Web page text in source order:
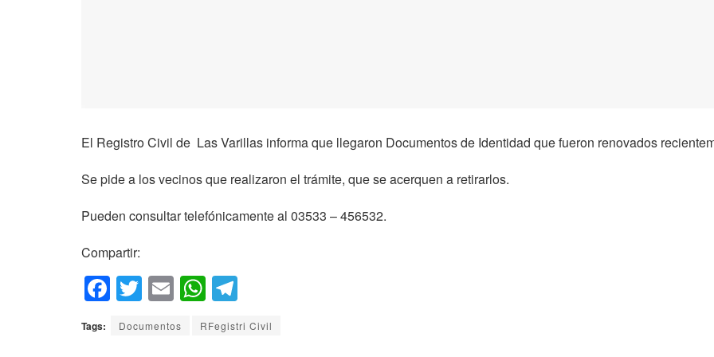
El Registro Civil de Las Varillas informa que llegaron Documentos de Identidad que fueron renovados
Se pide a los vecinos que realizaron el trámite, que se acerquen a retirarlos.
Pueden consultar telefónicamente al 03533 – 456532.
Compartir:
F
a
c
T
wi
tt
E
m
ail
W
h
at
el
e
Tags: Documentos RFegistri Civil